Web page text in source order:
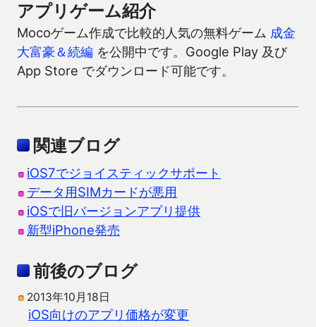
アプリゲーム紹介
Mocoゲーム作成で比較的人気の無料ゲーム 成金
大富豪＆続編 を公開中です。Google Play 及び
App Store でダウンロード可能です。
関連ブログ
iOS7でジョイスティックサポート
データ用SIMカードが悪用
iOSで旧バージョンアプリ提供
新型iPhone発売
前後のブログ
2013年10月18日
iOS向けのアプリ価格が変更